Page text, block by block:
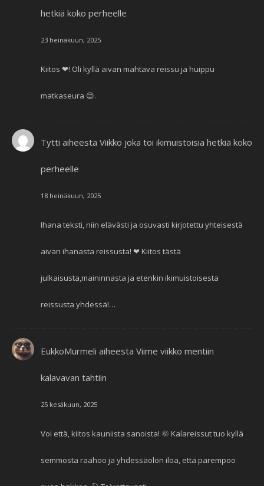
hetkiä koko perheelle
23 heinäkuun, 2025
Kiitos ❤! Oli kyllä aivan mahtava reissu ja huippu
matkaseura 😊.
Tytti aiheesta Viikko joka toi ikimuistoisia hetkiä koko
perheelle
18 heinäkuun, 2025
Ihana teksti, niin elävästi ja osuvasti kirjotettu yhteisestä
aivan ihanasta reissusta! ❤ Kiitos tästä
julkaisusta,maininnasta ja etenkin ikimuistoisesta
reissusta yhdessä!…
EukkoMurmeli aiheesta Viime viikko mentiin
kalavavan tahtiin
25 kesäkuun, 2025
Voi että, kiitos kauniista sanoista! 🌞 Kalareissut tuo kyllä
semmosta raahoo ja yhdessäolon iloa, että parempoo